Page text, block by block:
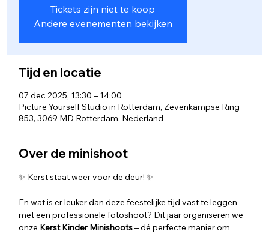
Tickets zijn niet te koop
Andere evenementen bekijken
Tijd en locatie
07 dec 2025, 13:30 – 14:00
Picture Yourself Studio in Rotterdam, Zevenkampse Ring
853, 3069 MD Rotterdam, Nederland
Over de minishoot
✨ Kerst staat weer voor de deur! ✨
En wat is er leuker dan deze feestelijke tijd vast te leggen
met een professionele fotoshoot? Dit jaar organiseren we
onze Kerst Kinder Minishoots – dé perfecte manier om